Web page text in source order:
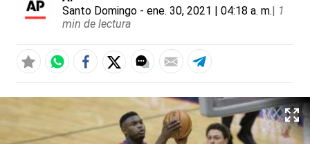
Santo Domingo - ene. 30, 2021 | 04:18 a. m.| 1
min de lectura